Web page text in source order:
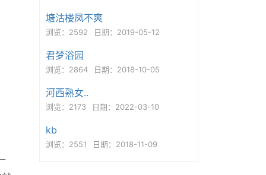
塘沽楼凤不爽
浏览：2592 日期：2019-05-12
君梦浴园
浏览：2864 日期：2018-10-05
河西熟女..
浏览：2173 日期：2022-03-10
kb
浏览：2551 日期：2018-11-09